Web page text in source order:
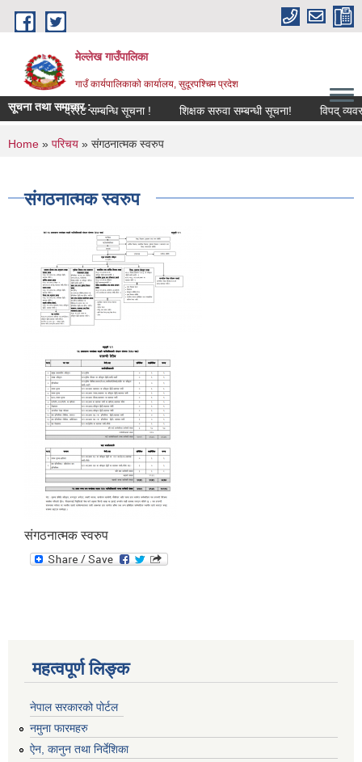
Skip to main content
मेल्लेख गाउँपालिका
गाउँ कार्यपालिकाको कार्यालय, सुदूरपश्चिम प्रदेश
सूचना तथा समाचार :
दररेट सम्बन्धि सूचना ! शिक्षक सरुवा सम्बन्धी सूचना! विपद्
You are here
Home » परिचय » संगठनात्मक स्वरुप
संगठनात्मक स्वरुप
संगठनात्मक स्वरुप
महत्वपूर्ण लिङ्क
नेपाल सरकारको पोर्टल
नमुना फारमहरु
ऐन, कानुन तथा निर्देशिका